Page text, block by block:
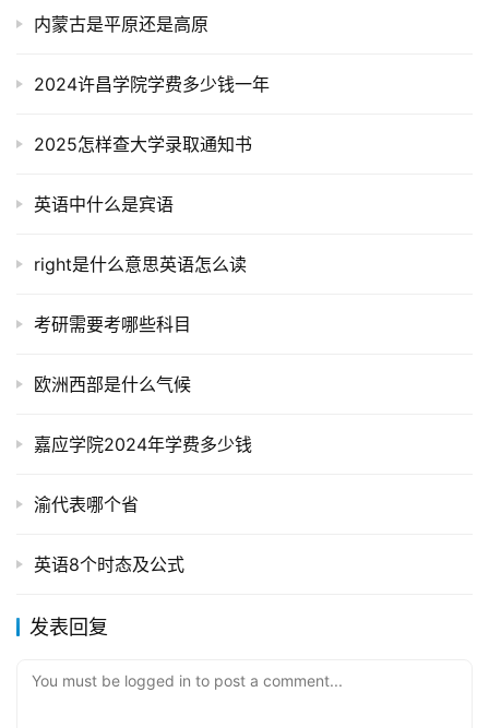
内蒙古是平原还是高原
2024许昌学院学费多少钱一年
2025怎样查大学录取通知书
英语中什么是宾语
right是什么意思英语怎么读
考研需要考哪些科目
欧洲西部是什么气候
嘉应学院2024年学费多少钱
渝代表哪个省
英语8个时态及公式
发表回复
You must be logged in to post a comment...